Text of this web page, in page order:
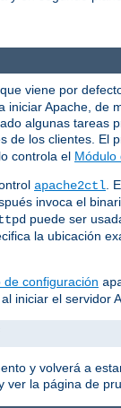
viene por
Apache, de
algunas
de los clientes. El
controla el Módulo
apache2ctl .
invoca el
puede ser
la ubicación
de configuración
iniciar el servidor
y volverá a
la página de